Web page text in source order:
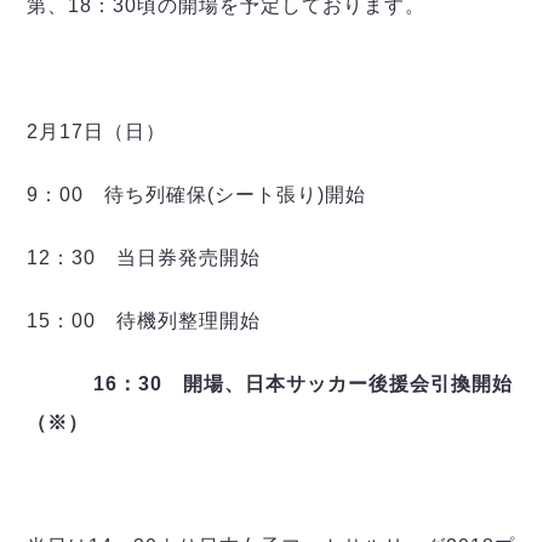
第、18：30頃の開場を予定しております。
2月17日（日）
9：00 待ち列確保(シート張り)開始
12：30 当日券発売開始
15：00 待機列整理開始
16 ：30
開場、日本サッカー後援会引換開始
（※）